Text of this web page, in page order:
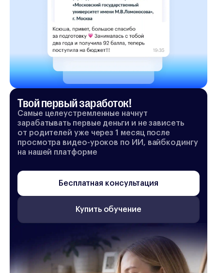
Твой первый заработок!
Самые целеустремленные начнут
зарабатывать первые деньги и не зависеть
от родителей уже через 1 месяц после
просмотра видео-уроков по ИИ, вайбкодингу
на нашей платформе
Бесплатная консультация
Купить обучение